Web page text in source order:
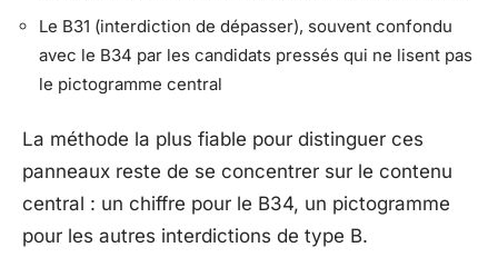
Le B31 (interdiction de dépasser), souvent confondu
avec le B34 par les candidats pressés qui ne lisent pas
le pictogramme central
La méthode la plus fiable pour distinguer ces
panneaux reste de se concentrer sur le contenu
central : un chiffre pour le B34, un pictogramme
pour les autres interdictions de type B.